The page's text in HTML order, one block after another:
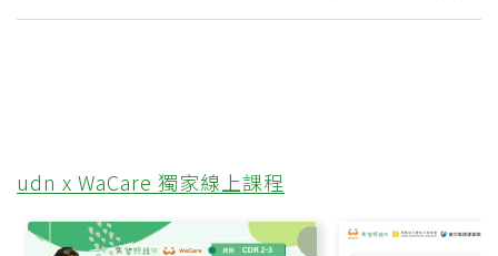
udn x WaCare 獨家線上課程